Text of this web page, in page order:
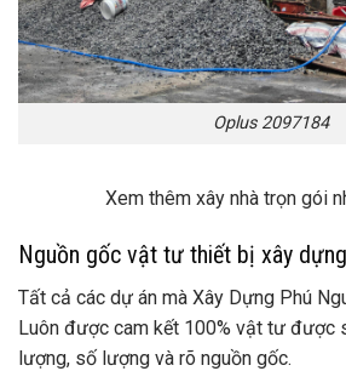
Oplus 2097184
Xem thêm xây nhà trọn gói
Nguồn gốc vật tư thiết bị xây dựng
Tất cả các dự án mà Xây Dựng Phú
Luôn được cam kết 100% vật tư được
lượng, số lượng và rõ nguồn gốc.